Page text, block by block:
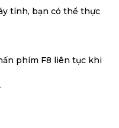
tính, bạn có thể thực
phím F8 liên tục khi